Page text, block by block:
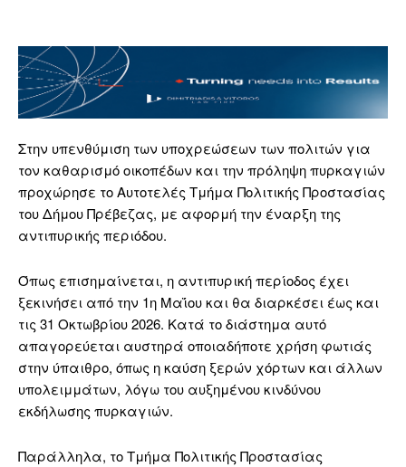
Στην υπενθύμιση των υποχρεώσεων των πολιτών για
τον καθαρισμό οικοπέδων και την πρόληψη πυρκαγιών
προχώρησε το Αυτοτελές Τμήμα Πολιτικής Προστασίας
του Δήμου Πρέβεζας, με αφορμή την έναρξη της
αντιπυρικής περιόδου.
Όπως επισημαίνεται, η αντιπυρική περίοδος έχει
ξεκινήσει από την 1η Μαΐου και θα διαρκέσει έως και
τις 31 Οκτωβρίου 2026. Κατά το διάστημα αυτό
απαγορεύεται αυστηρά οποιαδήποτε χρήση φωτιάς
στην ύπαιθρο, όπως η καύση ξερών χόρτων και άλλων
υπολειμμάτων, λόγω του αυξημένου κινδύνου
εκδήλωσης πυρκαγιών.
Παράλληλα, το Τμήμα Πολιτικής Προστασίας